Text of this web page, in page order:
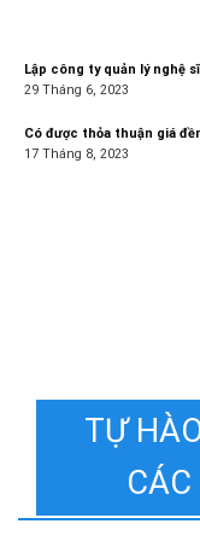
Lập công ty quản lý nghệ sĩ
29 Tháng 6, 2023
Có được thỏa thuận giá
17 Tháng 8, 2023
TỰ